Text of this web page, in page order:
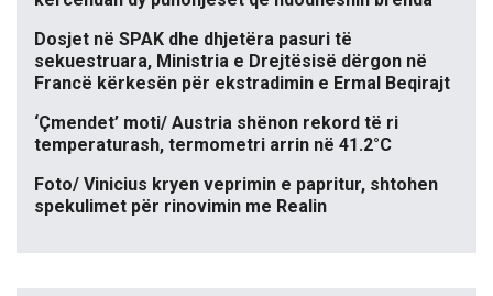
Dosjet në SPAK dhe dhjetëra pasuri të
sekuestruara, Ministria e Drejtësisë dërgon në
Francë kërkesën për ekstradimin e Ermal Beqirajt
‘Çmendet’ moti/ Austria shënon rekord të ri
temperaturash, termometri arrin në 41.2°C
Foto/ Vinicius kryen veprimin e papritur, shtohen
spekulimet për rinovimin me Realin